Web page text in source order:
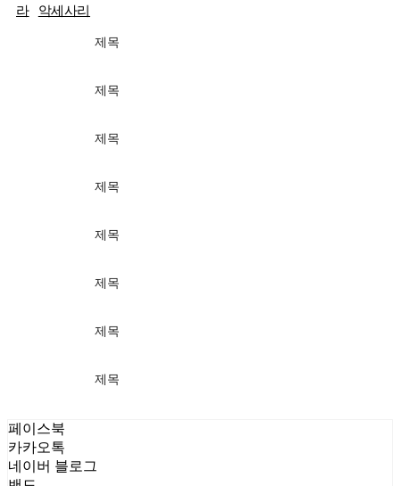
라
악세사리
제목
제목
제목
제목
제목
제목
제목
제목
페이스북
카카오톡
네이버 블로그